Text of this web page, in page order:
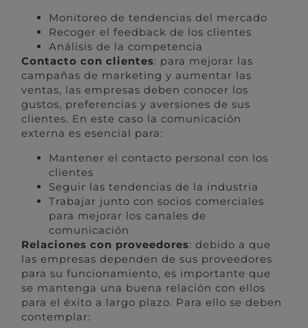
Monitoreo de tendencias del mercado
Recoger el feedback de los clientes
Análisis de la competencia
Contacto con clientes: para mejorar las
campañas de marketing y aumentar las
ventas, las empresas deben conocer los
gustos, preferencias y aversiones de sus
clientes. En este caso la comunicación
externa es esencial para:
Mantener el contacto personal con los
clientes
Seguir las tendencias de la industria
Trabajar junto con socios comerciales
para mejorar los canales de
comunicación
Relaciones con proveedores: debido a que
las empresas dependen de sus proveedores
para su funcionamiento, es importante que
se mantenga una buena relación con ellos
para el éxito a largo plazo. Para ello se deben
contemplar: